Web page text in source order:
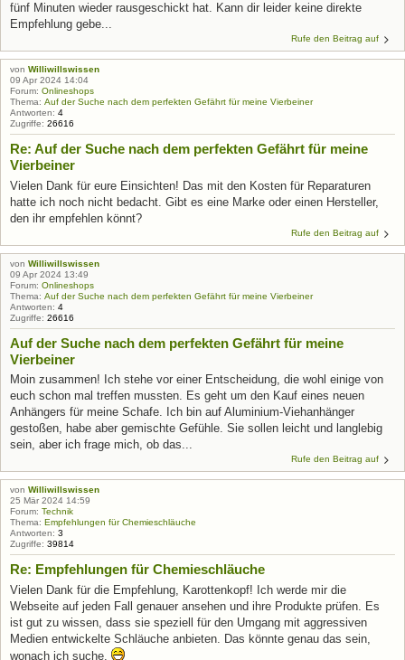
fünf Minuten wieder rausgeschickt hat. Kann dir leider keine direkte
Empfehlung gebe...
Rufe den Beitrag auf
von Williwillswissen
09 Apr 2024 14:04
Forum: Onlineshops
Thema: Auf der Suche nach dem perfekten Gefährt für meine Vierbeiner
Antworten: 4
Zugriffe: 26616
Re: Auf der Suche nach dem perfekten Gefährt für meine
Vierbeiner
Vielen Dank für eure Einsichten! Das mit den Kosten für Reparaturen
hatte ich noch nicht bedacht. Gibt es eine Marke oder einen Hersteller,
den ihr empfehlen könnt?
Rufe den Beitrag auf
von Williwillswissen
09 Apr 2024 13:49
Forum: Onlineshops
Thema: Auf der Suche nach dem perfekten Gefährt für meine Vierbeiner
Antworten: 4
Zugriffe: 26616
Auf der Suche nach dem perfekten Gefährt für meine
Vierbeiner
Moin zusammen! Ich stehe vor einer Entscheidung, die wohl einige von
euch schon mal treffen mussten. Es geht um den Kauf eines neuen
Anhängers für meine Schafe. Ich bin auf Aluminium-Viehanhänger
gestoßen, habe aber gemischte Gefühle. Sie sollen leicht und langlebig
sein, aber ich frage mich, ob das...
Rufe den Beitrag auf
von Williwillswissen
25 Mär 2024 14:59
Forum: Technik
Thema: Empfehlungen für Chemieschläuche
Antworten: 3
Zugriffe: 39814
Re: Empfehlungen für Chemieschläuche
Vielen Dank für die Empfehlung, Karottenkopf! Ich werde mir die
Webseite auf jeden Fall genauer ansehen und ihre Produkte prüfen. Es
ist gut zu wissen, dass sie speziell für den Umgang mit aggressiven
Medien entwickelte Schläuche anbieten. Das könnte genau das sein,
wonach ich suche.